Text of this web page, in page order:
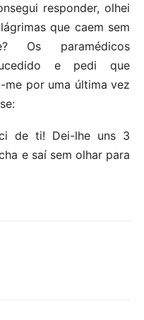
responder, olhei
que caem sem
Os paramédicos
e pedi que
me por uma última vez
de ti! Dei-lhe uns 3
e saí sem olhar para